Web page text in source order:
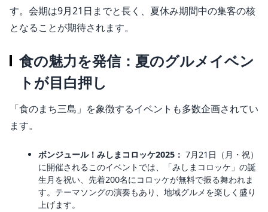
す。会期は9月21日までと長く、夏休み期間中の集客の核
となることが期待されます。
食の魅力を発信：夏のグルメイベン
トが目白押し
「食のまち三島」を象徴するイベントも多数企画されてい
ます。
ボンジュール！みしまコロッケ2025： 7月21日（月・祝）
に開催されるこのイベントでは、「みしまコロッケ」の誕
生月を祝い、先着200名にコロッケが無料で振る舞われま
す。テーマソングの演奏もあり、地域グルメを楽しく盛り
上げます。